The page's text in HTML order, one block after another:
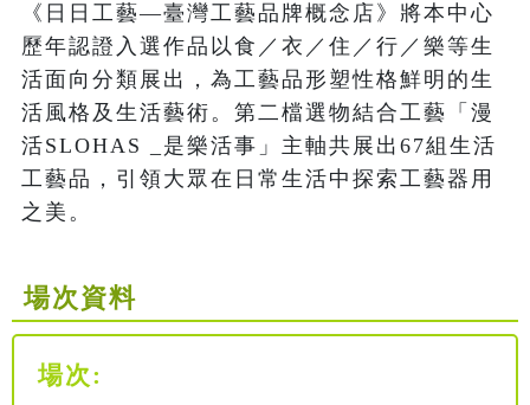
《日日工藝—臺灣工藝品牌概念店》將本中心
歷年認證入選作品以食／衣／住／行／樂等生
活面向分類展出，為工藝品形塑性格鮮明的生
活風格及生活藝術。第二檔選物結合工藝「漫
活SLOHAS _是樂活事」主軸共展出67組生活
工藝品，引領大眾在日常生活中探索工藝器用
之美。
場次資料
場次: